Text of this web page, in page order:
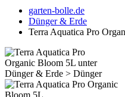
garten-bolle.de
Dünger & Erde
Terra Aquatica Pro